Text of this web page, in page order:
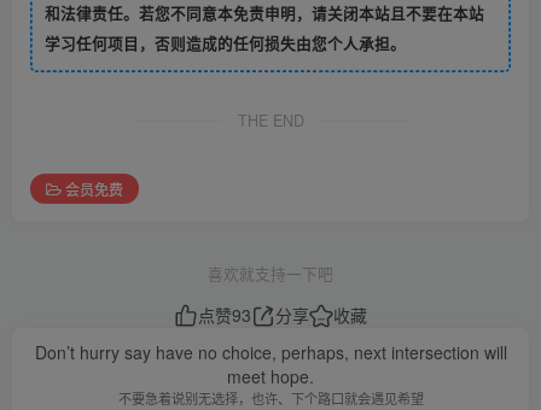
和法律责任。若您不同意本免责申明，请关闭本站且不要在本站
学习任何项目，否则造成的任何损失由您个人承担。
THE END
会员免费
喜欢就支持一下吧
点赞93 分享
收藏
Don’t hurry say have no choice, perhaps, next intersection will
meet hope.
不要急着说别无选择，也许、下个路口就会遇见希望